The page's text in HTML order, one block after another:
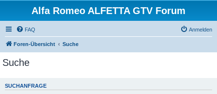
Alfa Romeo ALFETTA GTV Forum
FAQ Anmelden
Foren-Übersicht Suche
Suche
SUCHANFRAGE